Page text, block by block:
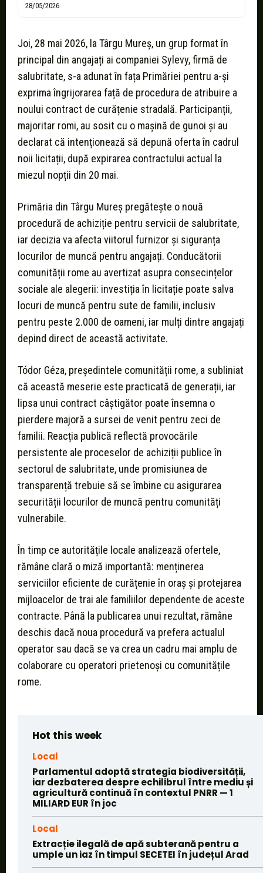
28/05/2026
Joi, 28 mai 2026, la Târgu Mureș, un grup format în
principal din angajați ai companiei Sylevy, firmă de
salubritate, s-a adunat în fața Primăriei pentru a-și
exprima îngrijorarea față de procedura de atribuire a
noului contract de curățenie stradală. Participanții,
majoritar romi, au sosit cu o mașină de gunoi și au
declarat că intenționează să depună oferta în cadrul
noii licitații, după expirarea contractului actual la
miezul nopții din 20 mai.
Primăria din Târgu Mureș pregătește o nouă
procedură de achiziție pentru servicii de salubritate,
iar decizia va afecta viitorul furnizor și siguranța
locurilor de muncă pentru angajați. Conducătorii
comunității rome au avertizat asupra consecințelor
sociale ale alegerii: investiția în licitație poate salva
locuri de muncă pentru sute de familii, inclusiv
pentru peste 2.000 de oameni, iar mulți dintre angajați
depind direct de această activitate.
Tódor Géza, președintele comunității rome, a subliniat
că această meserie este practicată de generații, iar
lipsa unui contract câștigător poate însemna o
pierdere majoră a sursei de venit pentru zeci de
familii. Reacția publică reflectă provocările
persistente ale proceselor de achiziții publice în
sectorul de salubritate, unde promisiunea de
transparență trebuie să se îmbine cu asigurarea
securității locurilor de muncă pentru comunități
vulnerabile.
În timp ce autoritățile locale analizează ofertele,
rămâne clară o miză importantă: menținerea
serviciilor eficiente de curățenie în oraș și protejarea
mijloacelor de trai ale familiilor dependente de aceste
contracte. Până la publicarea unui rezultat, rămâne
deschis dacă noua procedură va prefera actualul
operator sau dacă se va crea un cadru mai amplu de
colaborare cu operatori prietenoși cu comunitățile
rome.
Hot this week
Local
Parlamentul adoptă strategia biodiversității,
iar dezbaterea despre echilibrul între mediu și
agricultură continuă în contextul PNRR — 1
MILIARD EUR în joc
Local
Extracție ilegală de apă subterană pentru a
umple un iaz în timpul SECETEI în județul Arad